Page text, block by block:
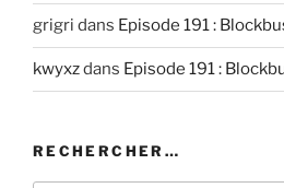
grigri dans Episode 191 :
kwyxzdans Episode 191 :
RECHERCHER…